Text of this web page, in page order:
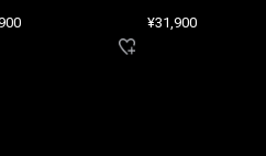
¥31,900